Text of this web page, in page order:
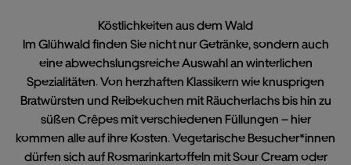
Köstlichkeiten aus dem Wald
Im Glühwald finden Sie nicht nur Getränke, sondern auch
eine abwechslungsreiche Auswahl an winterlichen
Spezialitäten. Von herzhaften Klassikern wie knusprigen
Bratwürsten und Reibekuchen mit Räucherlachs bis hin zu
süßen Crêpes mit verschiedenen Füllungen – hier
kommen alle auf ihre Kosten. Vegetarische Besucher*innen
dürfen sich auf Rosmarinkartoffeln mit Sour Cream oder